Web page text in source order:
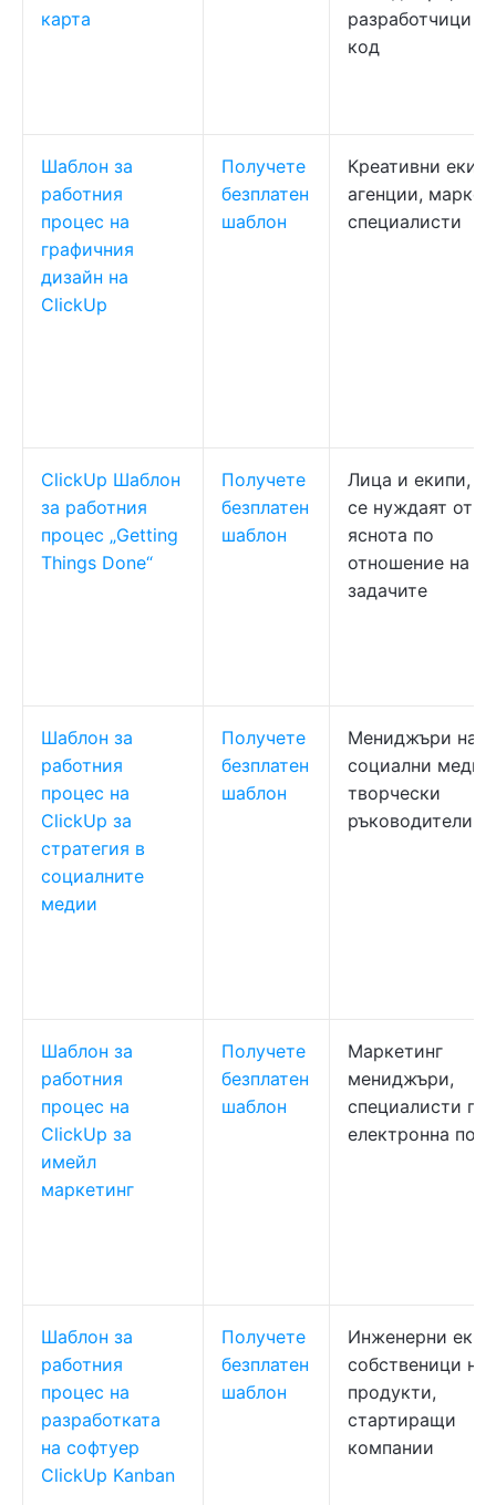
карта
разработчици
код
Шаблон за
работния
процес на
графичния
дизайн на
ClickUp
Получете
безплатен
шаблон
Креативни
агенции,
специалисти
ClickUp Шаблон
за работния
процес „Getting
Things Done“
Получете
безплатен
шаблон
Лица и екипи,
се нуждаят от
яснота по
отношение на
задачите
Шаблон за
работния
процес на
ClickUp за
стратегия в
социалните
медии
Получете
безплатен
шаблон
Мениджъри на
социални
творчески
ръководители
Шаблон за
работния
процес на
ClickUp за
имейл
маркетинг
Получете
безплатен
шаблон
Маркетинг
мениджъри,
специалисти по
електронна
Шаблон за
работния
процес на
разработката
на софтуер
ClickUp Kanban
Получете
безплатен
шаблон
Инженерни
собственици на
продукти,
стартиращи
компании